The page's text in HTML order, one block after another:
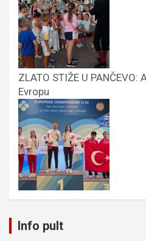
ZLATO STIŽE U
Evropu
Info pult